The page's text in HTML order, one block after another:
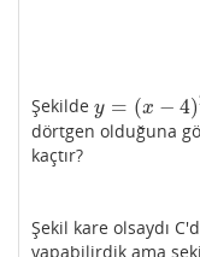
Şekilde y = (x − 4)
y= (x− 4)2
dörtgen olduğuna
kaçtır?
Şekil kare olsaydı
yapabilirdik ama